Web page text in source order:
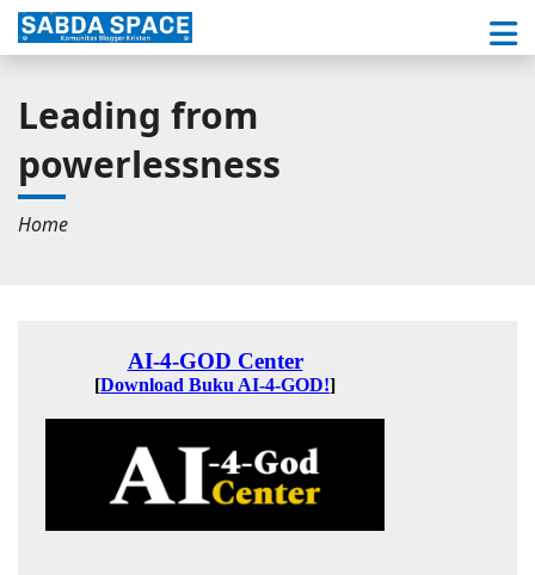
Leading from
powerlessness
Home